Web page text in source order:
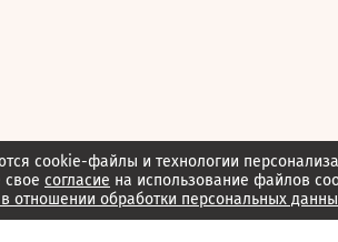
cookie-файлы и технологии
свое согласие на использование файлов
отношении обработки персональных